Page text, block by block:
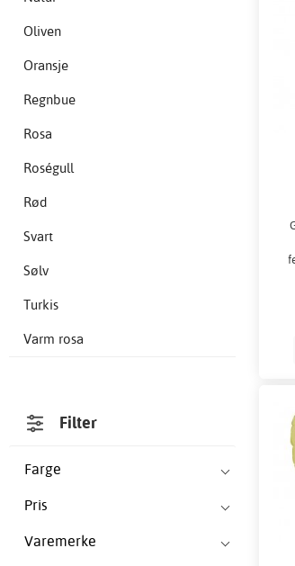
Oliven
Oransje
Regnbue
Rosa
Roségull
Rød
Svart
Sølv
Turkis
Varm rosa
Filter
Farge
Pris
Varemerke